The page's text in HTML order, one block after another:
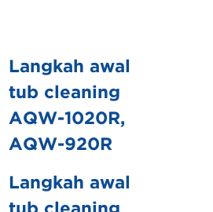
Langkah awal
tub cleaning
AQW-1020R,
AQW-920R
Langkah awal